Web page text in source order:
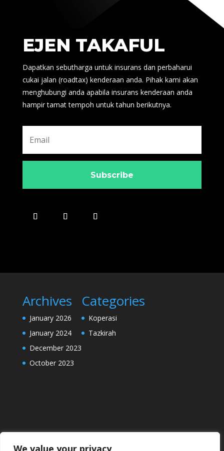
We value your privacy
EJEN TAKAFUL
Dapatkan sebutharga untuk insurans dan perbaharui
cukai jalan (roadtax) kenderaan anda. Pihak kami akan
menghubungi anda apabila insurans kenderaan anda
hampir tamat tempoh untuk tahun berikutnya.
Subscribe
Archives
January 2026
January 2024
December 2023
October 2023
Categories
Koperasi
Tazkirah